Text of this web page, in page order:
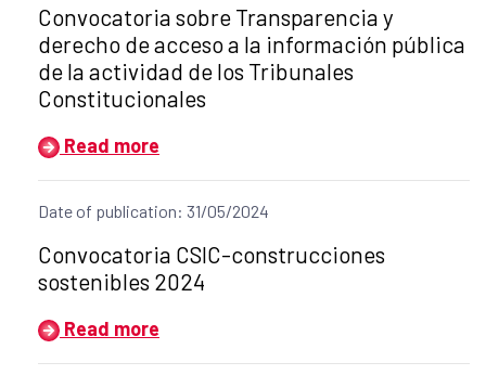
Title of the announcement:
Convocatoria sobre Transparencia y
derecho de acceso a la información pública
de la actividad de los Tribunales
Constitucionales
Read more
Date of publication: 31/05/2024
Title of the announcement:
Convocatoria CSIC-construcciones
sostenibles 2024
Read more